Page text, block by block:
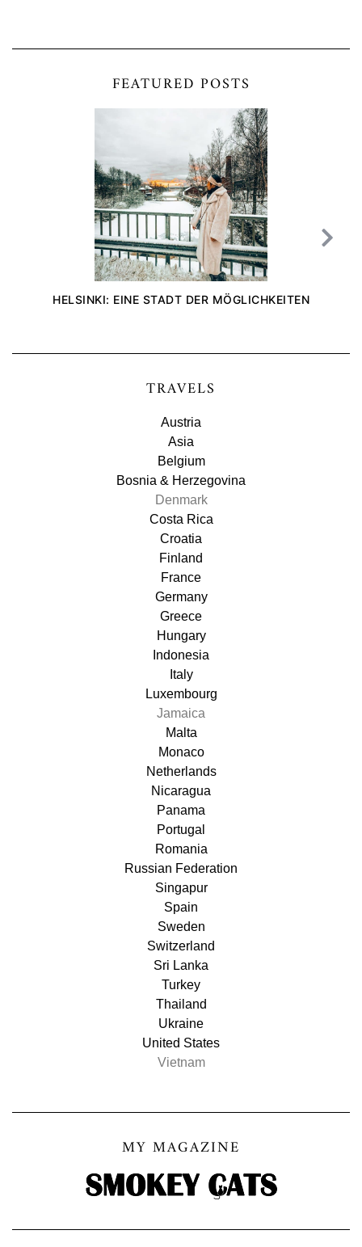
FEATURED POSTS
HELSINKI: EINE STADT DER MÖGLICHKEITEN
TRAVELS
Austria
Asia
Belgium
Bosnia & Herzegovina
Denmark
Costa Rica
Croatia
Finland
France
Germany
Greece
Hungary
Indonesia
Italy
Luxembourg
Jamaica
Malta
Monaco
Netherlands
Nicaragua
Panama
Portugal
Romania
Russian Federation
Singapur
Spain
Sweden
Switzerland
Sri Lanka
Turkey
Thailand
Ukraine
United States
Vietnam
MY MAGAZINE